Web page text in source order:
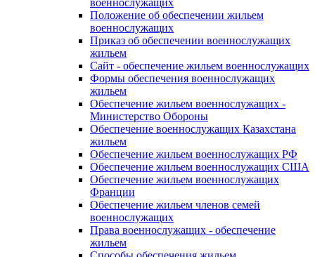
военнослужащих
Положение об обеспечении жильем
военнослужащих
Приказ об обеспечении военнослужащих
жильем
Сайт - обеспечение жильем военнослужащих
Формы обеспечения военнослужащих
жильем
Обеспечение жильем военнослужащих -
Министерство Обороны
Обеспечение военнослужащих Казахстана
жильем
Обеспечение жильем военнослужащих РФ
Обеспечение жильем военнослужащих США
Обеспечение жильем военнослужащих
Франции
Обеспечение жильем членов семей
военнослужащих
Права военнослужащих - обеспечение
жильем